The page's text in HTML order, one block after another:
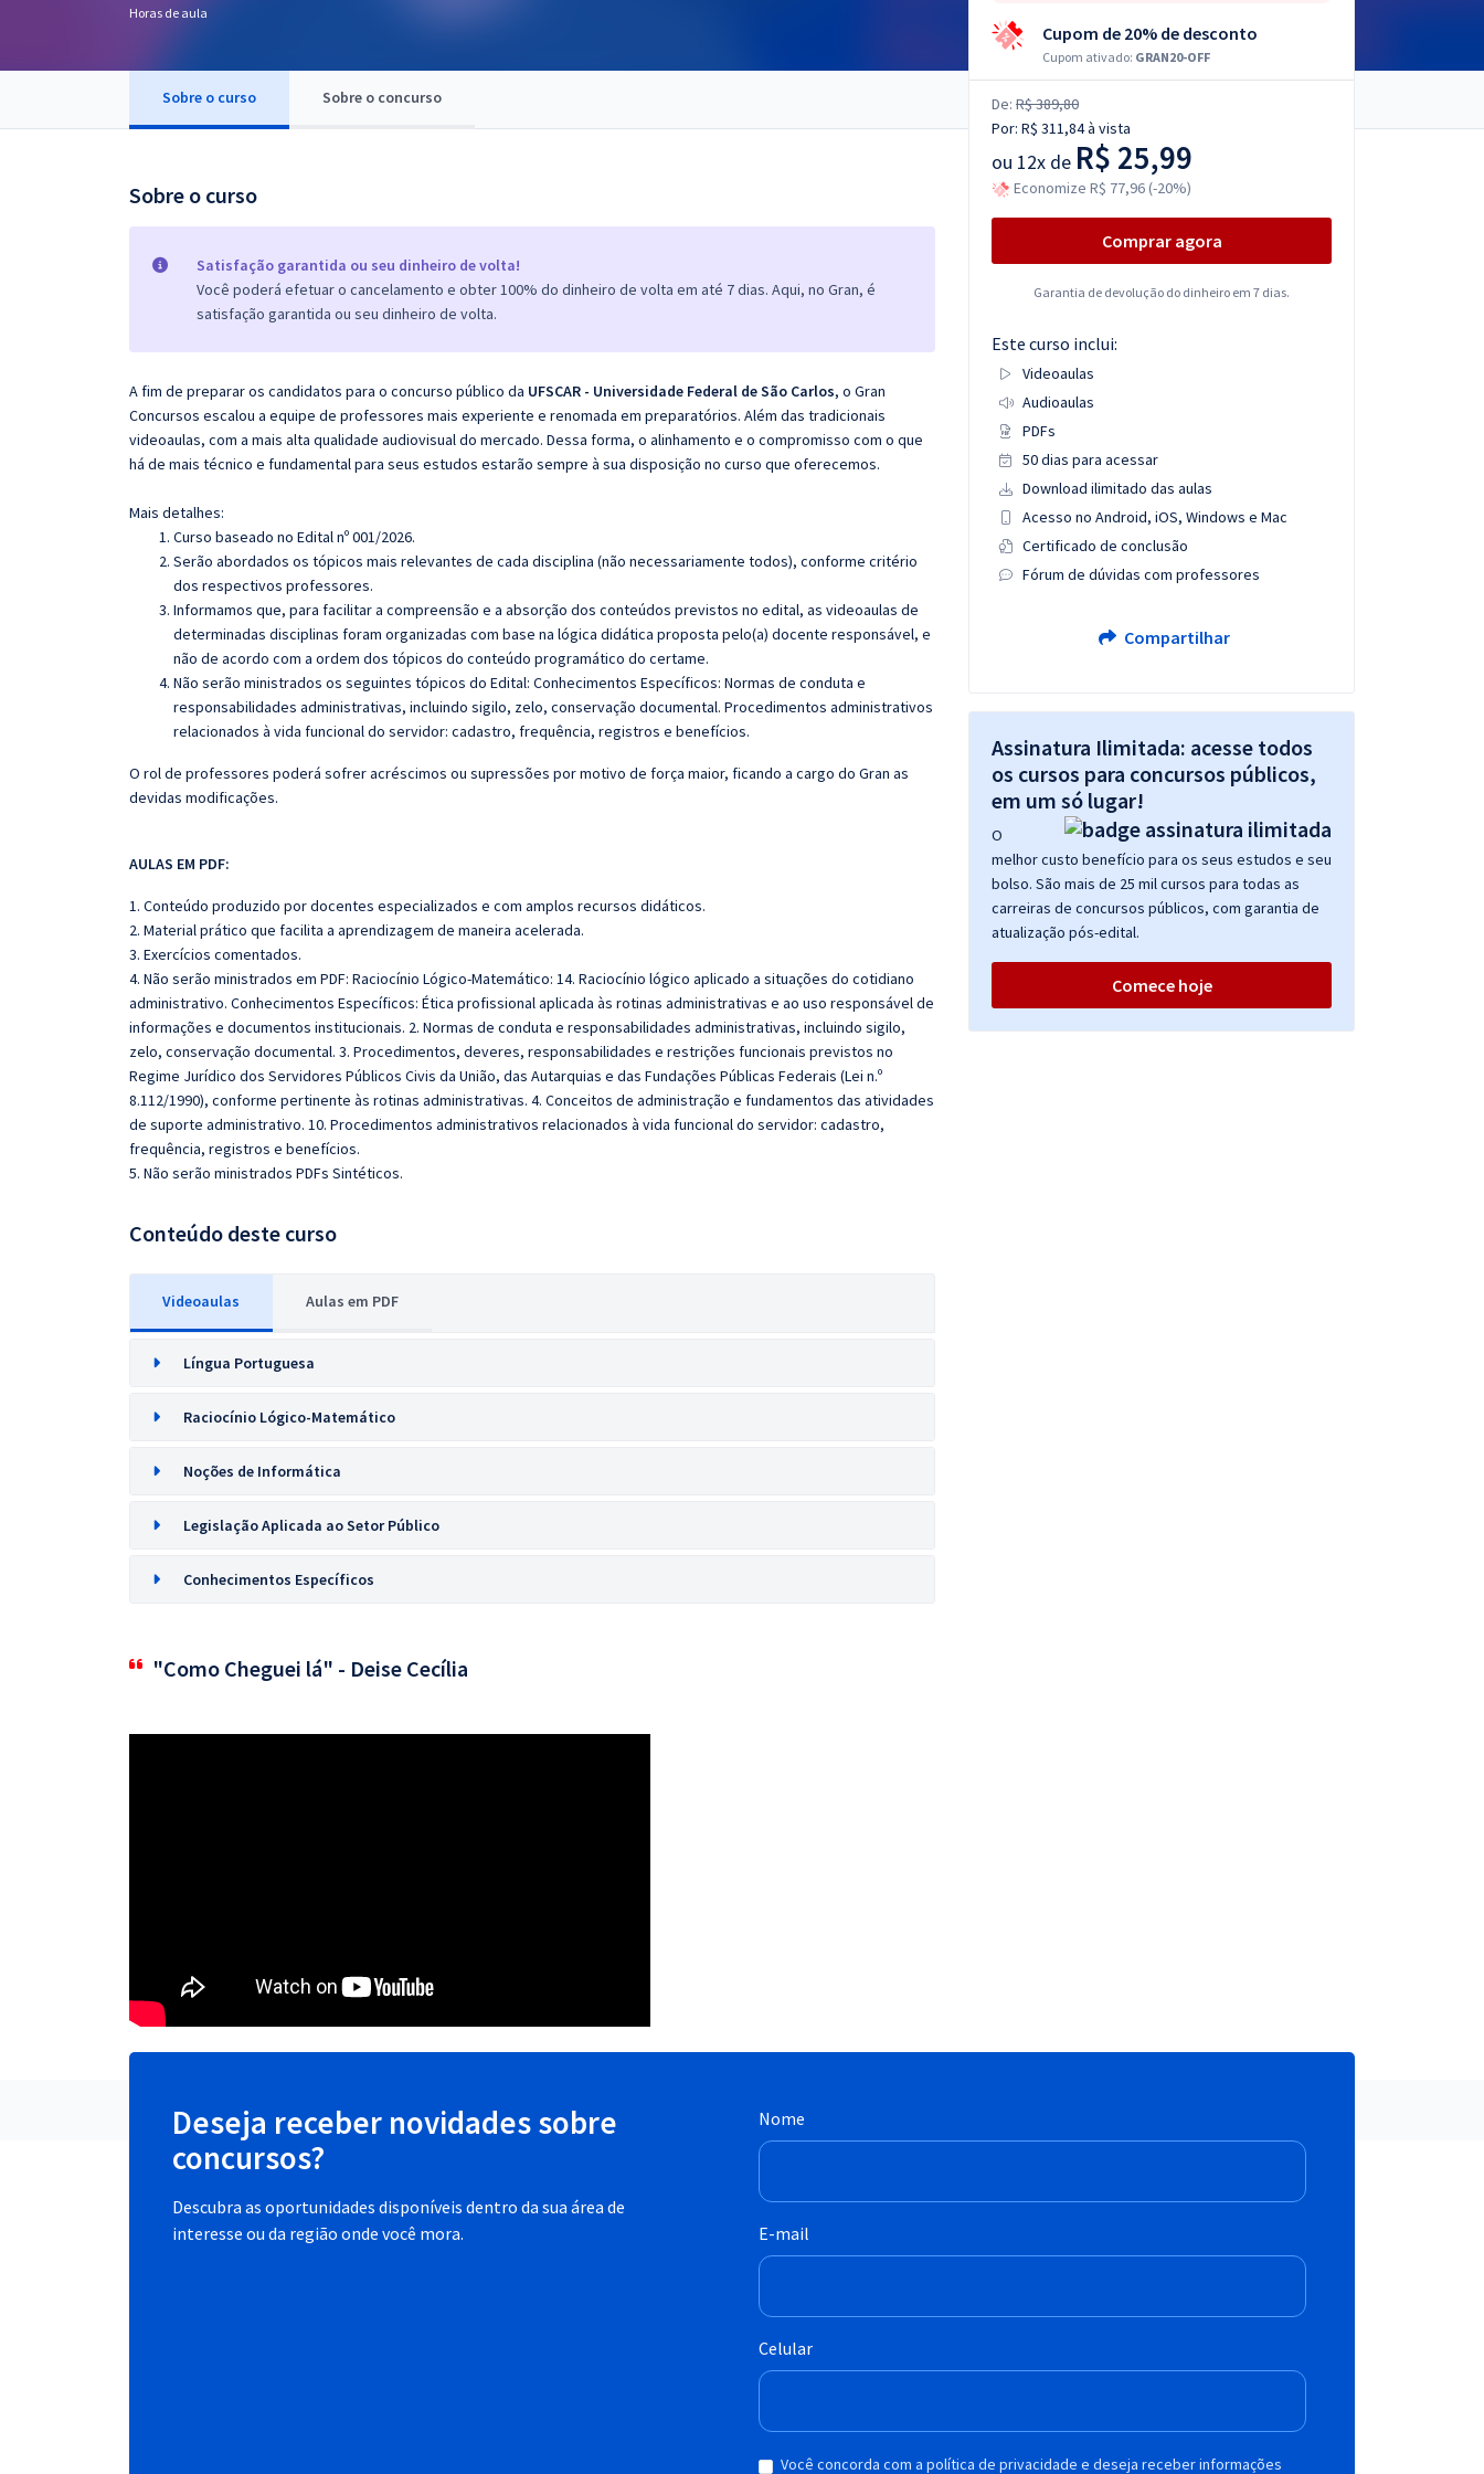
OAB
Questões grátis
Conteúdo gratuito
Horas de aula
Sobre o curso Sobre o concurso
Sobre o curso
Satisfação garantida ou seu dinheiro de volta!
Você poderá efetuar o cancelamento e obter 100% do dinheiro de volta em até 7 dias. Aqui, no Gran, é
satisfação garantida ou seu dinheiro de volta.
A fim de preparar os candidatos para o concurso público da UFSCAR - Universidade Federal de São Carlos, o Gran
Concursos escalou a equipe de professores mais experiente e renomada em preparatórios. Além das tradicionais
videoaulas, com a mais alta qualidade audiovisual do mercado. Dessa forma, o alinhamento e o compromisso com o que
há de mais técnico e fundamental para seus estudos estarão sempre à sua disposição no curso que oferecemos.
Mais detalhes:
Curso baseado no Edital nº 001/2026.
Serão abordados os tópicos mais relevantes de cada disciplina (não necessariamente todos), conforme critério
dos respectivos professores.
Informamos que, para facilitar a compreensão e a absorção dos conteúdos previstos no edital, as videoaulas de
determinadas disciplinas foram organizadas com base na lógica didática proposta pelo(a) docente responsável, e
não de acordo com a ordem dos tópicos do conteúdo programático do certame.
Não serão ministrados os seguintes tópicos do Edital: Conhecimentos Específicos: Normas de conduta e
responsabilidades administrativas, incluindo sigilo, zelo, conservação documental. Procedimentos administrativos
relacionados à vida funcional do servidor: cadastro, frequência, registros e benefícios.
O rol de professores poderá sofrer acréscimos ou supressões por motivo de força maior, ficando a cargo do Gran as
devidas modificações.
AULAS EM PDF:
1. Conteúdo produzido por docentes especializados e com amplos recursos didáticos.
2. Material prático que facilita a aprendizagem de maneira acelerada.
3. Exercícios comentados.
4. Não serão ministrados em PDF: Raciocínio Lógico-Matemático: 14. Raciocínio lógico aplicado a situações do cotidiano
administrativo. Conhecimentos Específicos: Ética profissional aplicada às rotinas administrativas e ao uso responsável de
informações e documentos institucionais. 2. Normas de conduta e responsabilidades administrativas, incluindo sigilo,
zelo, conservação documental. 3. Procedimentos, deveres, responsabilidades e restrições funcionais previstos no
Regime Jurídico dos Servidores Públicos Civis da União, das Autarquias e das Fundações Públicas Federais (Lei n.º
8.112/1990), conforme pertinente às rotinas administrativas. 4. Conceitos de administração e fundamentos das atividades
de suporte administrativo. 10. Procedimentos administrativos relacionados à vida funcional do servidor: cadastro,
frequência, registros e benefícios.
5. Não serão ministrados PDFs Sintéticos.
Conteúdo deste curso
Videoaulas Aulas em PDF
Língua Portuguesa
Raciocínio Lógico-Matemático
Noções de Informática
Legislação Aplicada ao Setor Público
Conhecimentos Específicos
"Como Cheguei lá" - Deise Cecília
Cupom de 20% de desconto
Cupom ativado: GRAN20-OFF
De: R$ 389,80
Por: R$ 311,84à vista
ou 12x de R$ 25,99
Economize R$ 77,96 (-20%)
Comprar agora
Garantia de devolução do dinheiro em 7 dias.
Este curso inclui:
Videoaulas
Audioaulas
PDFs
50 dias para acessar
Download ilimitado das aulas
Acesso no Android, iOS, Windows e Mac
Certificado de conclusão
Fórum de dúvidas com professores
Compartilhar
Assinatura Ilimitada: acesse todos
os cursos para concursos públicos,
em um só lugar!
O
melhor custo benefício para os seus estudos e seu
bolso. São mais de 25 mil cursos para todas as
carreiras de concursos públicos, com garantia de
atualização pós-edital.
Comece hoje
Deseja receber novidades sobre
concursos?
Descubra as oportunidades disponíveis dentro da sua área de
interesse ou da região onde você mora.
Nome
E-mail
Celular
Você concorda com a política de privacidade e deseja receber informações